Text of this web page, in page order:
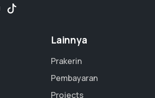
Lainnya
Prakerin
Pembayaran
Projects